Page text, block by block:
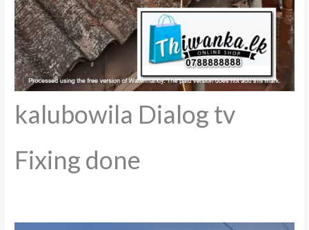
kalubowila Dialog tv
Fixing done